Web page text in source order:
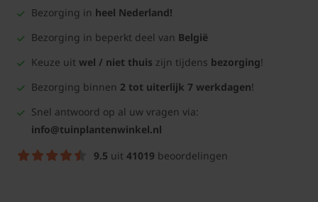
Bezorging in heel Nederland!
Bezorging in beperkt deel van België
Keuze uit wel / niet thuis zijn tijdens bezorging!
Bezorging binnen 2 tot uiterlijk 7 werkdagen!
Snel antwoord op al uw vragen via:
info@tuinplantenwinkel.nl
9.5 uit 41019 beoordelingen